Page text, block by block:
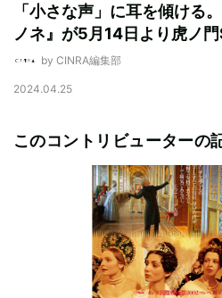
「小さな声」に耳を傾ける
ノネ』が5月14日より虎ノ
by CINRA編集部
2024.04.25
このコントリビューターの